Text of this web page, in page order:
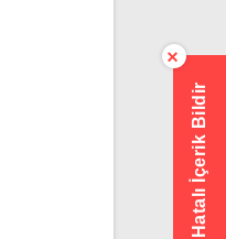
Hatalı İçerik Bildir
×